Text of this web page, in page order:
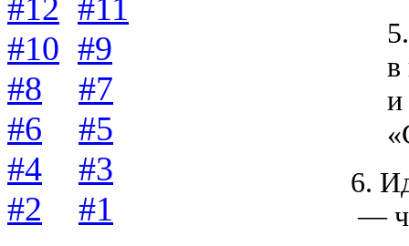
#12 #11
#10 #9
#8
#7
#6
#5
#4
#3
#2
#1
в
и
6.
—